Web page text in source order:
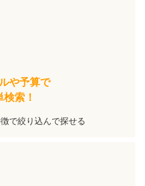
や予算で
検索！
で絞り込んで探せる